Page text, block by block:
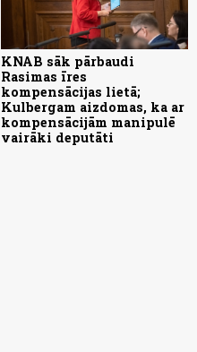
KNAB sāk pārbaudi
Rasimas īres
kompensācijas lietā;
Kulbergam aizdomas, ka ar
kompensācijām manipulē
vairāki deputāti